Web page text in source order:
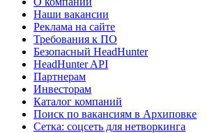
Наши вакансии
Реклама на сайте
Требования к ПО
Безопасный HeadHunter
HeadHunter API
Партнерам
Инвесторам
Каталог компаний
Поиск по вакансиям в Архиповке
Сетка: соцсеть для нетворкинга